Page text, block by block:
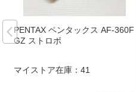
PENTAX ペンタックス AF-360F
GZ ストロボ
マイストア在庫： 41